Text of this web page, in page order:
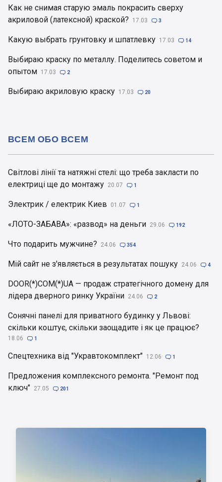
Как не снимая старую эмаль покрасить сверху
акриловой (латексной) краской?
17.03  3
Какую выбрать грунтовку и шпатлевку 17.03  14
Выбираю краску по металлу. Поделитесь советом и
опытом 17.03  2
Выбираю акриловую краску 17.03  20
Світлові лінії та натяжні стелі: що треба закласти по
електриці ще до монтажу 20.07  1
Электрик / електрик Киев 01.07  1
«ЛОТО-ЗАБАВА»: «развод» на деньги 29.06  192
Что подарить мужчине? 24.06  354
Мій сайт не з'являється в результатах пошуку 24.06  4
DOOR(*)COM(*)UA — продаж стратегічного домену для
лідера дверного ринку України 24.06  2
Сонячні панелі для приватного будинку у Львові:
скільки коштує, скільки заощадите і як це працює?
18.06  1
Спецтехника від "Укравтокомплект" 12.06  1
Предложения комплексного ремонта. "Ремонт под
ключ" 27.05  201
ВСЕМ ОБО ВСЕМ